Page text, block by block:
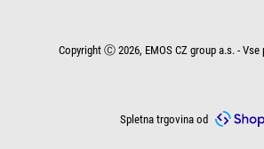
Copyright Ⓒ 2026, EMOS CZ group a.s. - Vse
Spletna trgovina od